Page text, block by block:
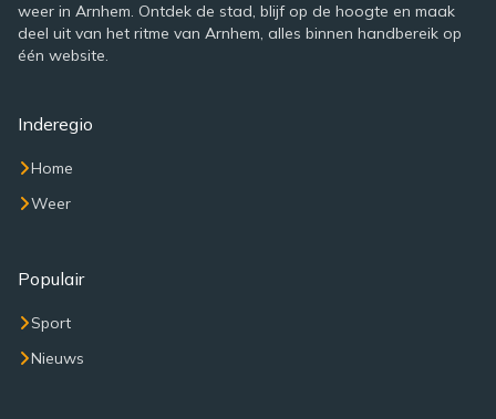
weer in Arnhem. Ontdek de stad, blijf op de hoogte en maak
deel uit van het ritme van Arnhem, alles binnen handbereik op
één website.
Inderegio
Home
Weer
Populair
Sport
Nieuws